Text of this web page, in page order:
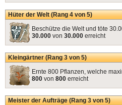
Hüter der Welt (Rang 4 von 5)
Beschütze die Welt und töte
30.000 von 30.000 erreicht
Kleingärtner (Rang 3 von 5)
Ernte 800 Pflanzen, welche
800 von 800 erreicht
Meister der Aufträge (Rang 3 von 5)